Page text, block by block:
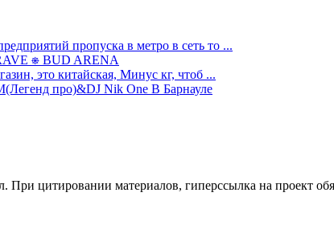
пропуска в метро в сеть то ...
⎈ BUD ARENA
это китайская, Минус кг, чтоб ...
про)&DJ Nik One В Барнауле
цитировании материалов, гиперссылка на проект